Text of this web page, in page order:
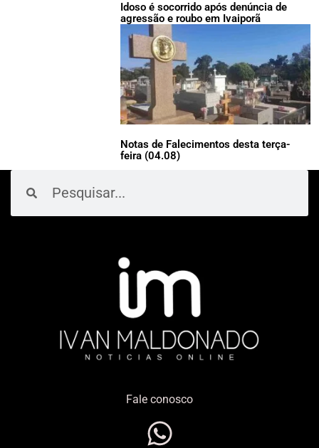
Idoso é socorrido após denúncia de
agressão e roubo em Ivaiporã
Notas de Falecimentos desta terça-
feira (04.08)
Fale conosco